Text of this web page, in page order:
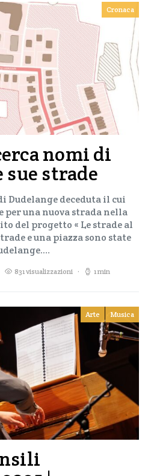
Cronaca
nomi di
sue strade
Dudelange deceduta il cui
per una nuova strada nella
del progetto « Le strade al
e una piazza sono state
831 visualizzazioni 1 min
Arte Musica